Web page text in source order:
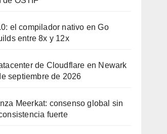
el compilador nativo en Go
entre 8x y 12x
de Cloudflare en Newark
septiembre de 2026
Meerkat: consenso global sin
fuerte